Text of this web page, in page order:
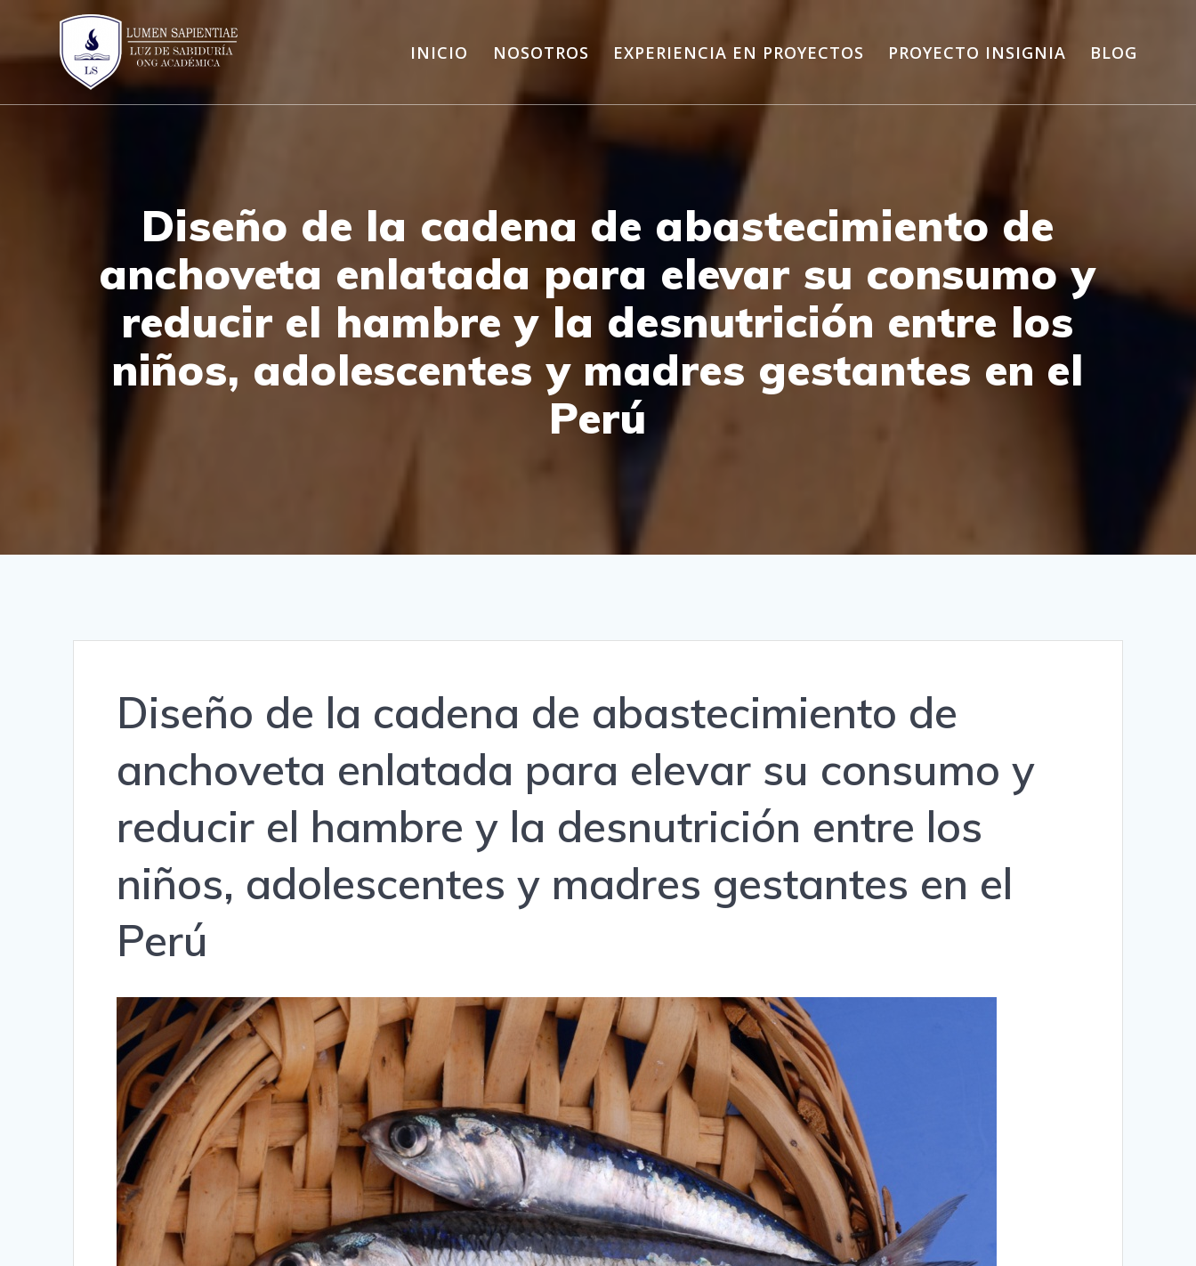
content
INICIO NOSOTROS EXPERIENCIA EN PROYECTOS PROYECTO INSIGNIA BLOG
Diseño de la cadena de abastecimiento de
anchoveta enlatada para elevar su consumo y
reducir el hambre y la desnutrición entre los
niños, adolescentes y madres gestantes en el
Perú
Diseño de la cadena de abastecimiento de
anchoveta enlatada para elevar su consumo y
reducir el hambre y la desnutrición entre los
niños, adolescentes y madres gestantes en el
Perú